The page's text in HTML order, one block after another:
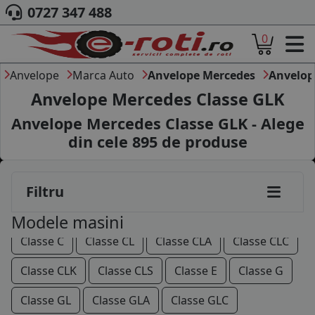
ACASA
DESPRE NOI
ANVELOPE
AUTO
CAMION
MOTO
MARCA AUTO
BLOG
B2B - COLABORARE COMPANII
CONT
0727 347 488
0
Anvelope Marca Auto Anvelope Mercedes
Anvelope Mercedes Classe GLK
Anvelope Mercedes Classe GLK - Alege
din cele 895de produse
Filtru
Modele masini
200 220 230 250 260
Classe C
Classe CL Classe CLA
Classe CLC
Classe CLK
Classe CLS Classe E
Classe G
Classe GL
Classe GLA
Classe GLC